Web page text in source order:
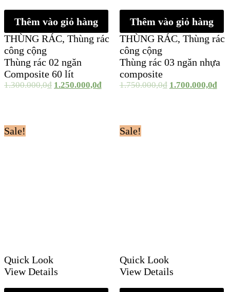
Thêm vào giỏ hàng
THÙNG RÁC, Thùng rác
công cộng
Thùng rác 02 ngăn
Composite 60 lít
1.300.000,0₫ 1.250.000,0₫
Thêm vào giỏ hàng
THÙNG RÁC, Thùng rác
công cộng
Thùng rác 03 ngăn nhựa
composite
1.750.000,0₫ 1.700.000,0₫
Sale!
Quick Look
View Details
Sale!
Quick Look
View Details